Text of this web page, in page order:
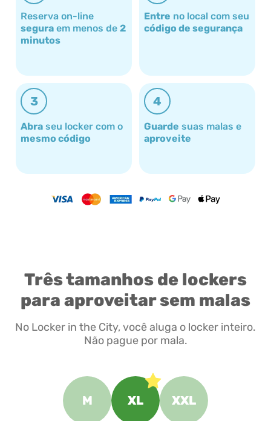
Reserva on-line
segura em menos de 2
minutos
Entre no local com seu
código de segurança
3
Abra seu locker com o
mesmo código
4
Guarde suas malas e
aproveite
Três tamanhos de lockers
para aproveitar sem malas
No Locker in the City, você aluga o locker inteiro.
Não pague por mala.
M XL XXL